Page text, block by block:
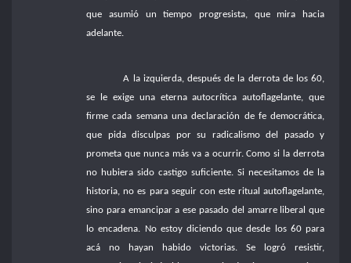
que asumió un tiempo progresista, que mira hacia
adelante.
A la izquierda, después de la derrota de los 60,
se le exige una eterna autocrítica autoflagelante, que
firme cada semana una declaración de fe democrática,
que pida disculpas por su radicalismo del pasado y
prometa que nunca más va a ocurrir. Como si la derrota
no hubiera sido castigo suficiente. Si necesitamos de la
historia, no es para seguir con este ritual autoflagelante,
sino para emancipar a ese pasado del amarre liberal que
lo encadena. No estoy diciendo que desde los 60 para
acá no hayan habido victorias. Se logró resistir,